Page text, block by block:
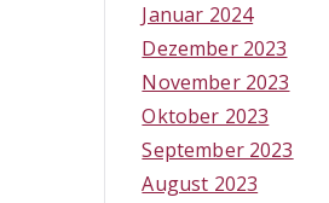
Januar 2024
Dezember 2023
November 2023
Oktober 2023
September 2023
August 2023